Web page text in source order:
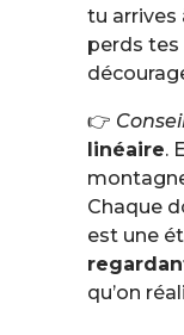
tu arrives
perds tes
👉
linéaire.
Chaque
est une
qu’on